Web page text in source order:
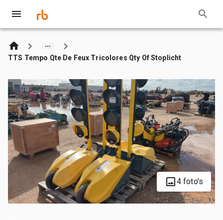
TTS Tempo Qte De Feux Tricolores Qty Of Stoplicht
4 foto's